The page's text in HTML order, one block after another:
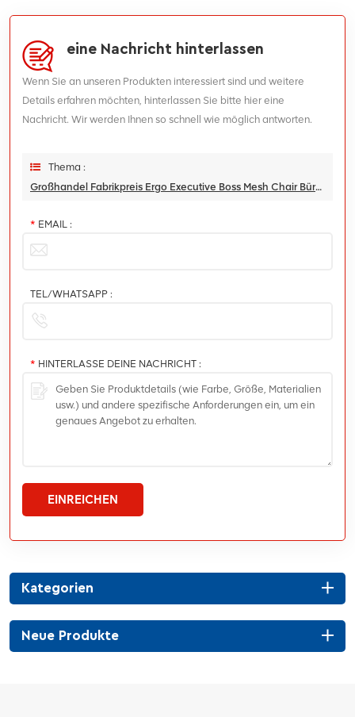
eine Nachricht hinterlassen
Wenn Sie an unseren Produkten interessiert sind und weitere
Details erfahren möchten, hinterlassen Sie bitte hier eine
Nachricht. Wir werden Ihnen so schnell wie möglich antworten.
Thema :
Großhandel Fabrikpreis Ergo Executive Boss Mesh Chair Bürostuhl Mit Fußstütze
* EMAIL :
TEL/WHATSAPP :
* HINTERLASSE DEINE NACHRICHT :
EINREICHEN
Kategorien
Neue Produkte